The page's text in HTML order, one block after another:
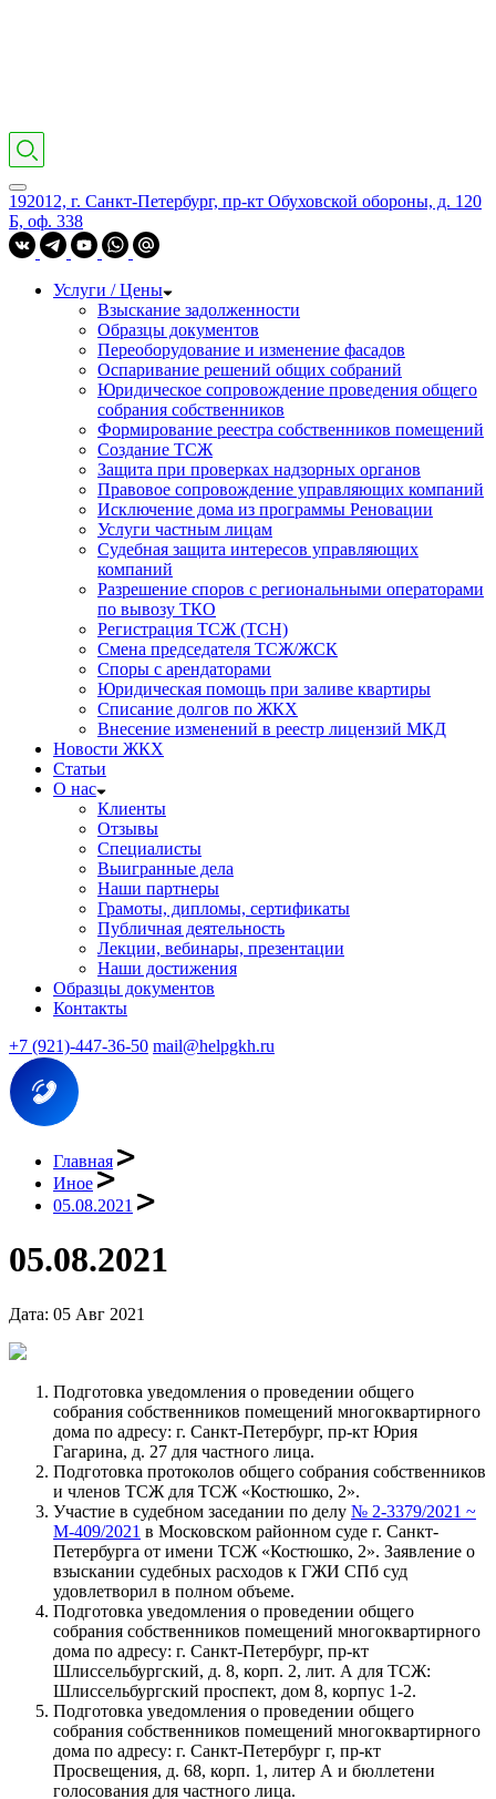
192012, г. Санкт-Петербург, пр-кт Обуховской обороны, д. 120
Б, оф. 338
Услуги / Цены
Взыскание задолженности
Образцы документов
Переоборудование и изменение фасадов
Оспаривание решений общих собраний
Юридическое сопровождение проведения общего
собрания собственников
Формирование реестра собственников помещений
Создание ТСЖ
Защита при проверках надзорных органов
Правовое сопровождение управляющих компаний
Исключение дома из программы Реновации
Услуги частным лицам
Судебная защита интересов управляющих
компаний
Разрешение споров с региональными операторами
по вывозу ТКО
Регистрация ТСЖ (ТСН)
Смена председателя ТСЖ/ЖСК
Споры с арендаторами
Юридическая помощь при заливе квартиры
Списание долгов по ЖКХ
Внесение изменений в реестр лицензий МКД
Новости ЖКХ
Статьи
О нас
Клиенты
Отзывы
Специалисты
Выигранные дела
Наши партнеры
Грамоты, дипломы, сертификаты
Публичная деятельность
Лекции, вебинары, презентации
Наши достижения
Образцы документов
Контакты
+7 (921)-447-36-50 mail@helpgkh.ru
Главная
Иное
05.08.2021
05.08.2021
Дата: 05 Авг 2021
Подготовка уведомления о проведении общего
собрания собственников помещений многоквартирного
дома по адресу: г. Санкт-Петербург, пр-кт Юрия
Гагарина, д. 27 для частного лица.
Подготовка протоколов общего собрания собственников
и членов ТСЖ для ТСЖ «Костюшко, 2».
Участие в судебном заседании по делу № 2-3379/2021 ~
М-409/2021 в Московском районном суде г. Санкт-
Петербурга от имени ТСЖ «Костюшко, 2». Заявление о
взыскании судебных расходов к ГЖИ СПб суд
удовлетворил в полном объеме.
Подготовка уведомления о проведении общего
собрания собственников помещений многоквартирного
дома по адресу: г. Санкт-Петербург, пр-кт
Шлиссельбургский, д. 8, корп. 2, лит. А для ТСЖ:
Шлиссельбургский проспект, дом 8, корпус 1-2.
Подготовка уведомления о проведении общего
собрания собственников помещений многоквартирного
дома по адресу: г. Санкт-Петербург г, пр-кт
Просвещения, д. 68, корп. 1, литер А и бюллетени
голосования для частного лица.